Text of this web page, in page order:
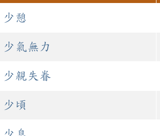
少憩
少氣無力
少親失眷
少頃